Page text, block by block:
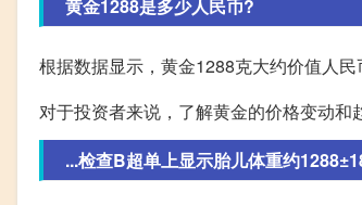
黄金1288是多少人民币?
根据数据显示，黄金1288克大约价值人
对于投资者来说，了解黄金的价格变动和
...检查B超单上显示胎儿体重约